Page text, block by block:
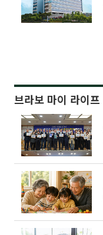
브라보 마이 라이프